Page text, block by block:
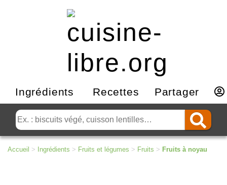
Ingrédients Recettes Partager
Accueil > Ingrédients > Fruits et légumes > Fruits > Fruits à noyau